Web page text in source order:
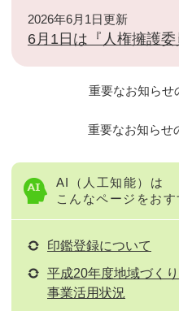
2026年6月1日更新
6月1日は『人権擁護委
重要なお知らせ
重要なお知らせ
AI（人工知能）は
こんなページをお
印鑑登録について
平成20年度地域づく
事業活用状況